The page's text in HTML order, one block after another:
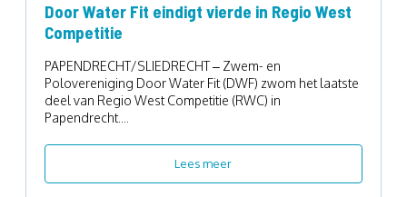
Door Water Fit eindigt vierde in Regio West
Competitie
PAPENDRECHT/SLIEDRECHT – Zwem- en
Polovereniging Door Water Fit (DWF) zwom het laatste
deel van Regio West Competitie (RWC) in
Papendrecht....
Lees meer